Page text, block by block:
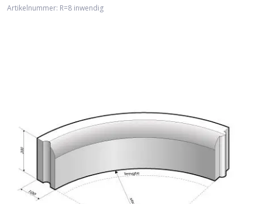
Artikelnummer: R=8 inwendig